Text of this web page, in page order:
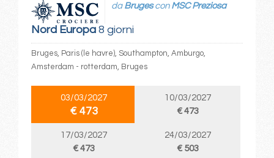
Nord Europa8 giorni
da Brugescon MSC Preziosa
Bruges, Paris (le havre), Southampton, Amburgo,
Amsterdam - rotterdam, Bruges
03/03/2027
€ 473
10/03/2027
€ 473
17/03/2027
€ 473
24/03/2027
€ 503